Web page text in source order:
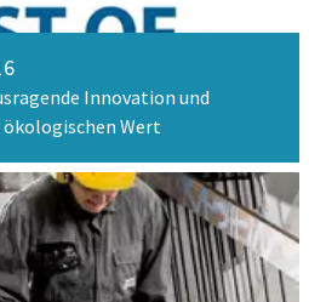
Innovation und
Wert